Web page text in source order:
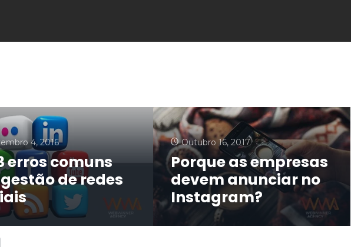
4, 2016
erros comuns
de redes
Outubro 16, 2017
Porque as empresas
devem anunciar no
Instagram?